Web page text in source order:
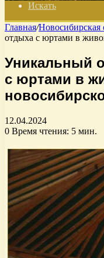
Искать
Главная/Новосибирская
отдыха с юртами в
Уникальный
с юртами в
12.04.2024
0 Время чтения: 5 мин.